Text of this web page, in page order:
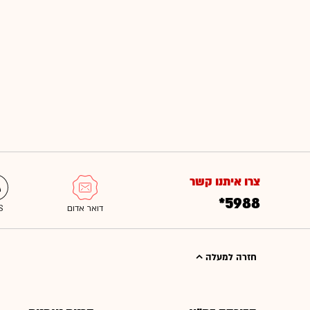
צרו איתנו קשר
*5988
חזרה למעלה